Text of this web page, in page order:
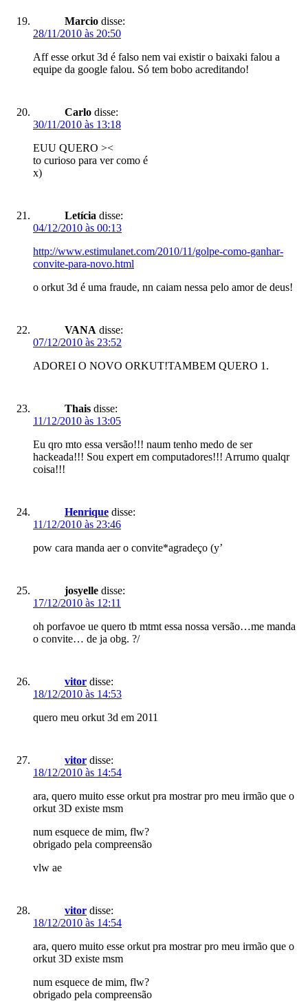
Marcio disse:
28/11/2010 às 20:50
Aff esse orkut 3d é falso nem vai existir o baixaki falou a
equipe da google falou. Só tem bobo acreditando!
Carlo disse:
30/11/2010 às 13:18
EUU QUERO ><
to curioso para ver como é
x)
Letícia disse:
04/12/2010 às 00:13
http://www.estimulanet.com/2010/11/golpe-como-ganhar-
convite-para-novo.html
o orkut 3d é uma fraude, nn caiam nessa pelo amor de deus!
VANA disse:
07/12/2010 às 23:52
ADOREI O NOVO ORKUT!TAMBEM QUERO 1.
Thais disse:
11/12/2010 às 13:05
Eu qro mto essa versão!!! naum tenho medo de ser
hackeada!!! Sou expert em computadores!!! Arrumo qualqr
coisa!!!
Henrique disse:
11/12/2010 às 23:46
pow cara manda aer o convite*agradeço (y’
josyelle disse:
17/12/2010 às 12:11
oh porfavoe ue quero tb mtmt essa nossa versão…me manda
o convite… de ja obg. ?/
vitor disse:
18/12/2010 às 14:53
quero meu orkut 3d em 2011
vitor disse:
18/12/2010 às 14:54
ara, quero muito esse orkut pra mostrar pro meu irmão que o
orkut 3D existe msm
num esquece de mim, flw?
obrigado pela compreensão
vlw ae
vitor disse:
18/12/2010 às 14:54
ara, quero muito esse orkut pra mostrar pro meu irmão que o
orkut 3D existe msm
num esquece de mim, flw?
obrigado pela compreensão